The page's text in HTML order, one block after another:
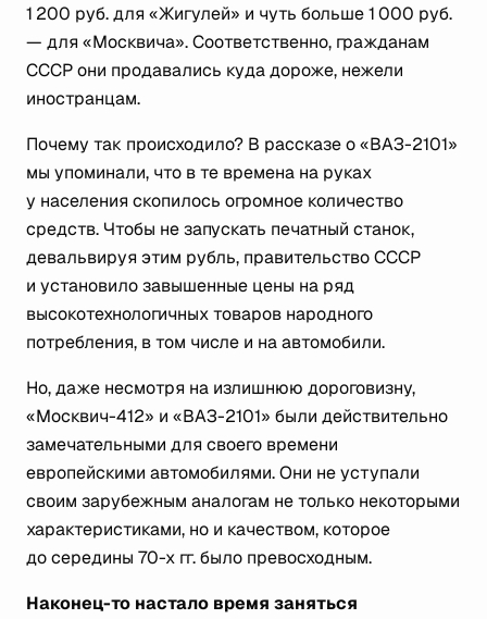
1 200 руб. для «Жигулей» и чуть больше 1 000 руб.
— для «Москвича». Соответственно, гражданам
СССР они продавались куда дороже, нежели
иностранцам.
Почему так происходило? В рассказе о «ВАЗ-2101»
мы упоминали, что в те времена на руках
у населения скопилось огромное количество
средств. Чтобы не запускать печатный станок,
девальвируя этим рубль, правительство СССР
и установило завышенные цены на ряд
высокотехнологичных товаров народного
потребления, в том числе и на автомобили.
Но, даже несмотря на излишнюю дороговизну,
«Москвич-412» и «ВАЗ-2101» были действительно
замечательными для своего времени
европейскими автомобилями. Они не уступали
своим зарубежным аналогам не только некоторыми
характеристиками, но и качеством, которое
до середины 70-х гг. было превосходным.
Наконец-то настало время заняться